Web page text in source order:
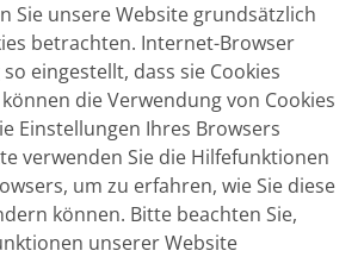
Sie unsere Website grundsätzlich
betrachten. Internet-Browser
eingestellt, dass sie Cookies
die Verwendung von Cookies
Einstellungen Ihres Browsers
verwenden Sie die Hilfefunktionen
um zu erfahren, wie Sie diese
können. Bitte beachten Sie,
unserer Website